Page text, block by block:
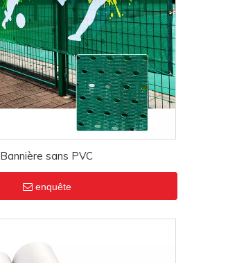
Bannière sans PVC
enquête